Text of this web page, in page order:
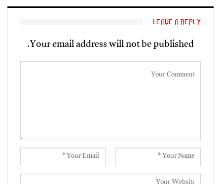
LEAVE A REPLY
Your email address will not be published.